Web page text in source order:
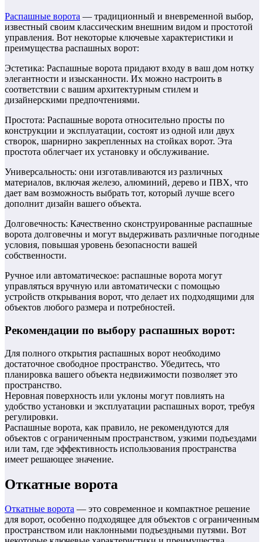
Распашные ворота — традиционный и вневременной выбор,
известный своим классическим внешним видом и простотой
управления. Вот некоторые ключевые характеристики и
преимущества распашных ворот:
Эстетика: Распашные ворота придают входу в ваш дом нотку
элегантности и изысканности. Их можно настроить в
соответствии с вашим архитектурным стилем и
дизайнерскими предпочтениями.
Простота: Распашные ворота относительно просты по
конструкции и эксплуатации, состоят из одной или двух
створок, шарнирно закрепленных на стойках ворот. Эта
простота облегчает их установку и обслуживание.
Универсальность: они изготавливаются из различных
материалов, включая железо, алюминий, дерево и ПВХ, что
дает вам возможность выбрать тот, который лучше всего
дополнит дизайн вашего объекта.
Долговечность: Качественно сконструированные распашные
ворота долговечны и могут выдерживать различные погодные
условия, повышая уровень безопасности вашей
собственности.
Ручное или автоматическое: распашные ворота могут
управляться вручную или автоматически с помощью
устройств открывания ворот, что делает их подходящими для
объектов любого размера и потребностей.
Рекомендации по выбору распашных ворот:
Для полного открытия распашных ворот необходимо
достаточное свободное пространство. Убедитесь, что
планировка вашего объекта недвижимости позволяет это
пространство.
Неровная поверхность или уклоны могут повлиять на
удобство установки и эксплуатации распашных ворот, требуя
регулировки.
Распашные ворота, как правило, не рекомендуются для
объектов с ограниченным пространством, узкими подъездами
или там, где эффективность использования пространства
имеет решающее значение.
Откатные ворота
Откатные ворота — это современное и компактное решение
для ворот, особенно подходящее для объектов с ограниченным
пространством или наклонными подъездными путями. Вот